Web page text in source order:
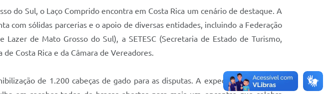
do Sul, o Laço Comprido encontra em Costa Rica um cenário de destaque. A
com sólidas parcerias e o apoio de diversas entidades, incluindo a Federação
de Mato Grosso do Sul), a SETESC (Secretaria de Estado de Turismo,
Costa Rica e da Câmara de Vereadores.
de 1.200 cabeças de gado para as disputas. A expectativa é receber